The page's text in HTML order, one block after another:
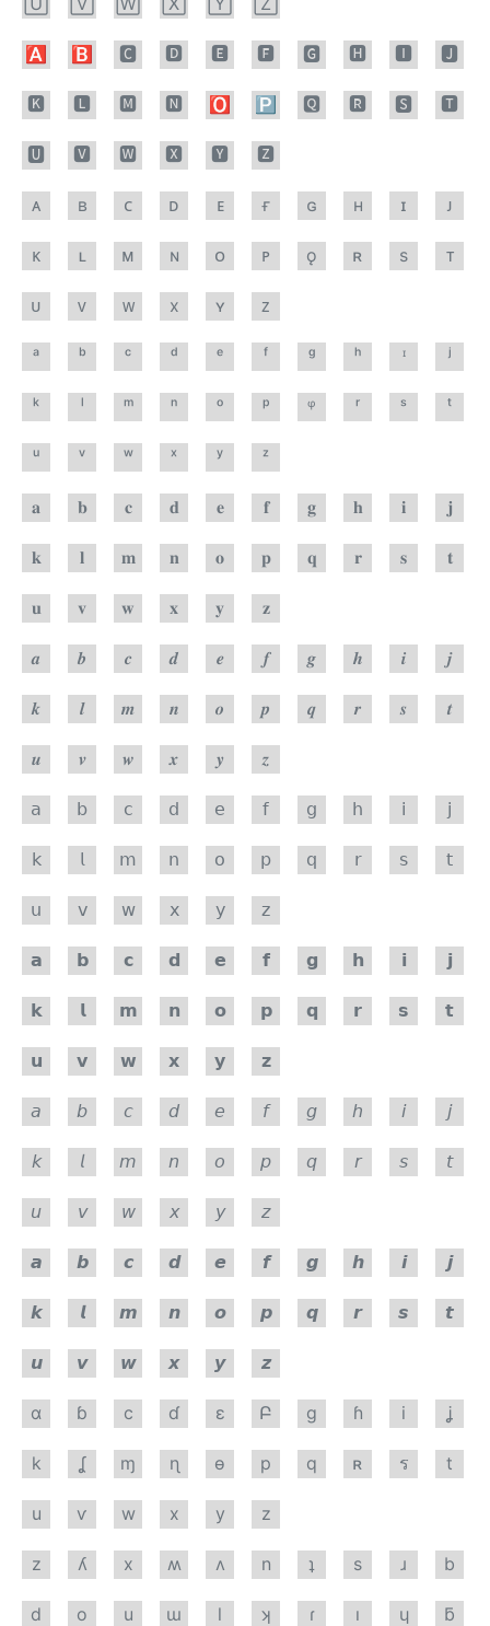
🅰 🅱 🅲 🅳 🅴 🅵 🅶 🅷 🅸 🅹
🅺 🅻 🅼 🅽 🅾 🅿 🆀 🆁 🆂 🆃
🆄 🆅 🆆 🆇 🆈 🆉
ᴀ ʙ ᴄ ᴅ ᴇ ғ ɢ ʜ ɪ ᴊ
ᴋ ʟ ᴍ ɴ ᴏ ᴘ ǫ ʀ s ᴛ
ᴜ ᴠ ᴡ x ʏ ᴢ
ᵃ ᵇ ᶜ ᵈ ᵉ ᶠ ᵍ ʰ ᶦ ʲ
ᵏ ˡ ᵐ ⁿ ᵒ ᵖ ᵠ ʳ ˢ ᵗ
ᵘ ᵛ ʷ ˣ ʸ ᶻ
𝐚 𝐛 𝐜 𝐝 𝐞 𝐟 𝐠 𝐡 𝐢 𝐣
𝐤 𝐥 𝐦 𝐧 𝐨 𝐩 𝐪 𝐫 𝐬 𝐭
𝐮 𝐯 𝐰 𝐱 𝐲 𝐳
𝒂 𝒃 𝒄 𝒅 𝒆 𝒇 𝒈 𝒉 𝒊 𝒋
𝒌 𝒍 𝒎 𝒏 𝒐 𝒑 𝒒 𝒓 𝒔 𝒕
𝒖 𝒗 𝒘 𝒙 𝒚 𝒛
𝖺 𝖻 𝖼 𝖽 𝖾 𝖿 𝗀 𝗁 𝗂 𝗃
𝗄 𝗅 𝗆 𝗇 𝗈 𝗉 𝗊 𝗋 𝗌 𝗍
𝗎 𝗏 𝗐 𝗑 𝗒 𝗓
𝗮 𝗯 𝗰 𝗱 𝗲 𝗳 𝗴 𝗵 𝗶 𝗷
𝗸 𝗹 𝗺 𝗻 𝗼 𝗽 𝗾 𝗿 𝘀 𝘁
𝘂 𝘃 𝘄 𝘅 𝘆 𝘇
𝘢 𝘣 𝘤 𝘥 𝘦 𝘧 𝘨 𝘩 𝘪 𝘫
𝘬 𝘭 𝘮 𝘯 𝘰 𝘱 𝘲 𝘳 𝘴 𝘵
𝘶 𝘷 𝘸 𝘹 𝘺 𝘻
𝙖 𝙗 𝙘 𝙙 𝙚 𝙛 𝙜 𝙝 𝙞 𝙟
𝙠 𝙡 𝙢 𝙣 𝙤 𝙥 𝙦 𝙧 𝙨 𝙩
𝙪 𝙫 𝙬 𝙭 𝙮 𝙯
ɑ ɓ c ɗ ɛ Բ g ɦ i ʝ
k ʆ ɱ ɳ ѳ p q ʀ ร t
u ѵ w x y z
z ʎ x ʍ ʌ n ʇ s ɹ b
d o u ɯ l ʞ ɾ ı ɥ ƃ